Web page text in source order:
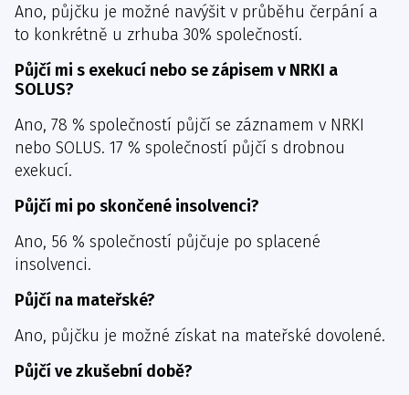
Ano, půjčku je možné navýšit v průběhu čerpání a
to konkrétně u zrhuba 30% společností.
Půjčí mi s exekucí nebo se zápisem v NRKI a
SOLUS?
Ano, 78 % společností půjčí se záznamem v NRKI
nebo SOLUS. 17 % společností půjčí s drobnou
exekucí.
Půjčí mi po skončené insolvenci?
Ano, 56 % společností půjčuje po splacené
insolvenci.
Půjčí na mateřské?
Ano, půjčku je možné získat na mateřské dovolené.
Půjčí ve zkušební době?